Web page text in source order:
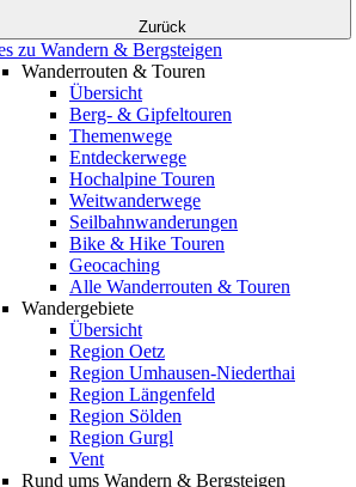
Zurück
zu Wandern & Bergsteigen
Wanderrouten & Touren
Übersicht
Berg- & Gipfeltouren
Themenwege
Entdeckerwege
Hochalpine Touren
Weitwanderwege
Seilbahnwanderungen
Bike & Hike Touren
Geocaching
Alle Wanderrouten & Touren
Wandergebiete
Übersicht
Region Oetz
Region Umhausen-Niederthai
Region Längenfeld
Region Sölden
Region Gurgl
Vent
Rund ums Wandern & Bergsteigen